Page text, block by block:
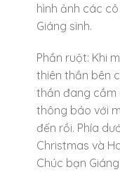
hình ảnh các
Giáng sinh.
Phần ruột: Khi
thiên thần bên
thần đang cầm
thông báo với
đến rồi. Phía
Christmas và
Chúc bạn